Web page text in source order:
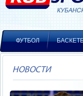
ФУТБОЛ
НОВОСТИ